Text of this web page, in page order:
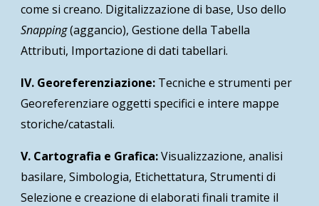
come si creano. Digitalizzazione di base, Uso dello
Snapping(aggancio), Gestione della Tabella
Attributi, Importazione di dati tabellari.
IV. Georeferenziazione: Tecniche e strumenti per
Georeferenziare oggetti specifici e intere mappe
storiche/catastali.
V. Cartografia e Grafica:Visualizzazione, analisi
basilare, Simbologia, Etichettatura, Strumenti di
Selezione e creazione di elaborati finali tramite il